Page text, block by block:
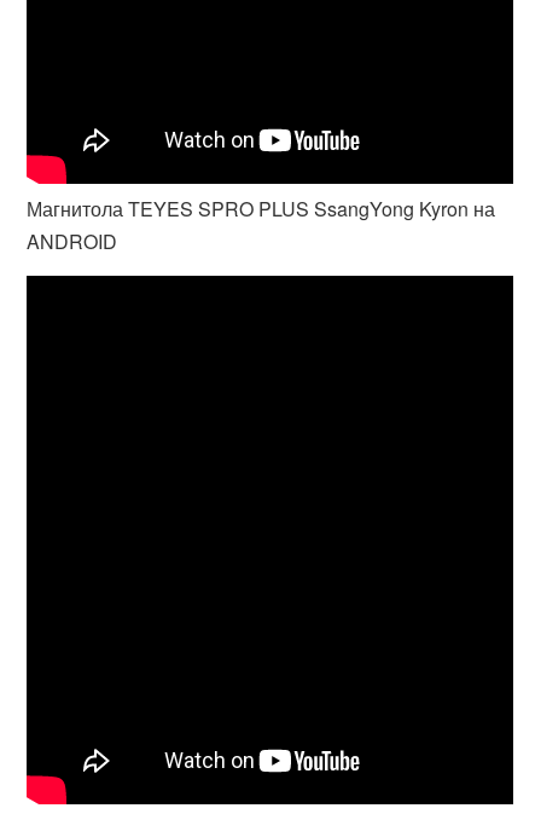
Магнитола TEYES SPRO PLUS SsangYong Kyron на
ANDROID